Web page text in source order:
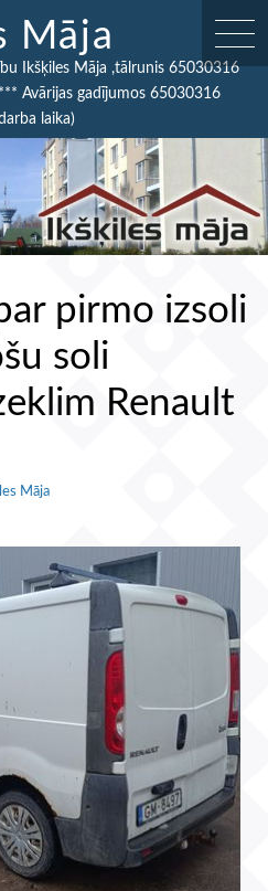
Māja
Ikšķiles Māja ,tālrunis 65030316
Avārijas gadījumos 65030316
laika)
pirmo izsoli
soli
Renault
Māja